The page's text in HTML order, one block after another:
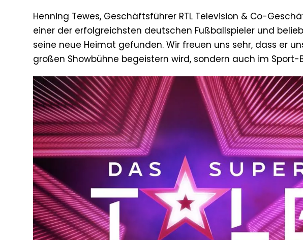
Henning Tewes, Geschäftsführer RTL Television & Co-
einer der erfolgreichsten deutschen Fußballspieler und
seine neue Heimat gefunden. Wir freuen uns sehr, dass er
großen Showbühne begeistern wird, sondern auch im Sport-